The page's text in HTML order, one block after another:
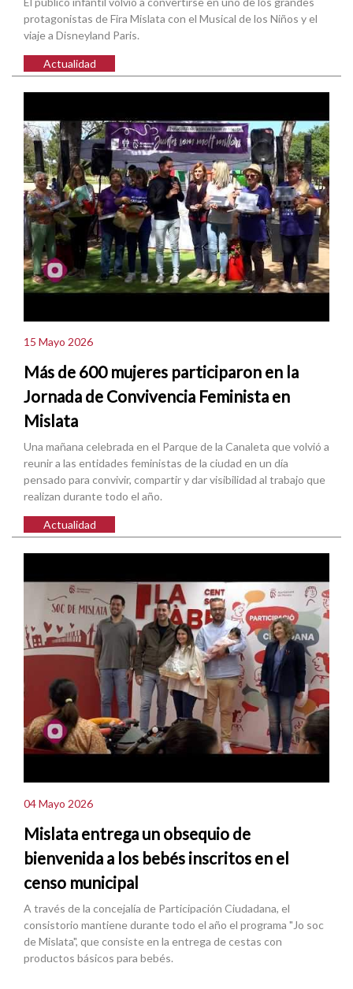
protagonistas de Fira Mislata con el Musical de los Niños y el
viaje a Disneyland Paris.
Actualidad
15 Mayo 2026
Más de 600 mujeres participaron en la
Jornada de Convivencia Feminista en
Mislata
Una mañana celebrada en el Parque de la Canaleta que volvió a
reunir a las entidades feministas de la ciudad en un día
pensado para convivir, compartir y dar visibilidad al trabajo que
realizan durante todo el año.
Actualidad
04 Mayo 2026
Mislata entrega un obsequio de
bienvenida a los bebés inscritos en el
censo municipal
A través de la concejalía de Participación Ciudadana, el
consistorio mantiene durante todo el año el programa "Jo soc
de Mislata", que consiste en la entrega de cestas con
productos básicos para bebés.